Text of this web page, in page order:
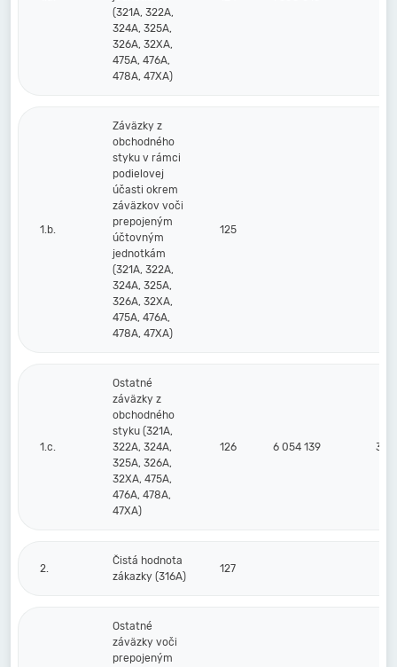
(321A, 322A,
324A, 325A,
326A, 32XA,
475A, 476A,
478A, 47XA)
1.b.
Záväzky z
obchodného
styku v rámci
podielovej
účasti okrem
záväzkov voči
prepojeným
účtovným
jednotkám
(321A, 322A,
324A, 325A,
326A, 32XA,
475A, 476A,
478A, 47XA)
125
1.c.
Ostatné
záväzky z
obchodného
styku (321A,
322A, 324A,
325A, 326A,
32XA, 475A,
476A, 478A,
47XA)
126 6 054 139 3
2.
Čistá hodnota
zákazky (316A)
127
Ostatné
záväzky voči
prepojeným